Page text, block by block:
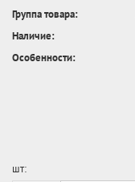
Группа товара:
Наличие:
Особенности:
шт: